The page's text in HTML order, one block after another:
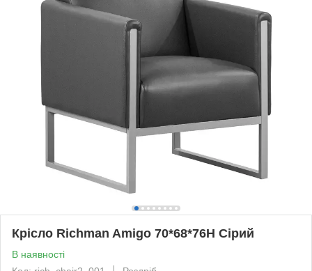
Крісло Richman Amigo 70*68*76H Сірий
В наявності